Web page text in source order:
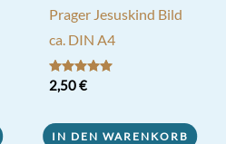
Prager Jesuskind Bild
ca. DIN A4
Bewertet mit
5.00
2,50€
IN DEN WARENKORB